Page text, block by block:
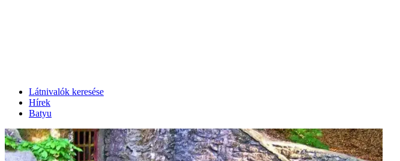
Látnivalók keresése
Hírek
Batyu